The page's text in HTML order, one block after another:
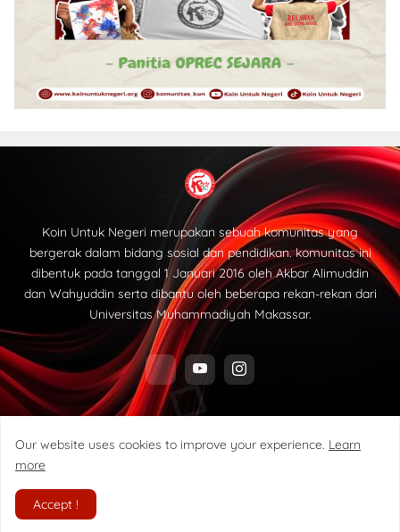
Koin Untuk Negeri merupakan sebuah komunitas yang
bergerak dalam bidang sosial dan pendidikan. komunitas ini
dibentuk pada tanggal 1 Januari 2016 oleh Akbar Alimuddin
dan Wahyuddin serta dibantu oleh beberapa rekan-rekan dari
Universitas Muhammadiyah Makassar.
Home
Our website uses cookies to improve your experience. Learn
more
Accept !